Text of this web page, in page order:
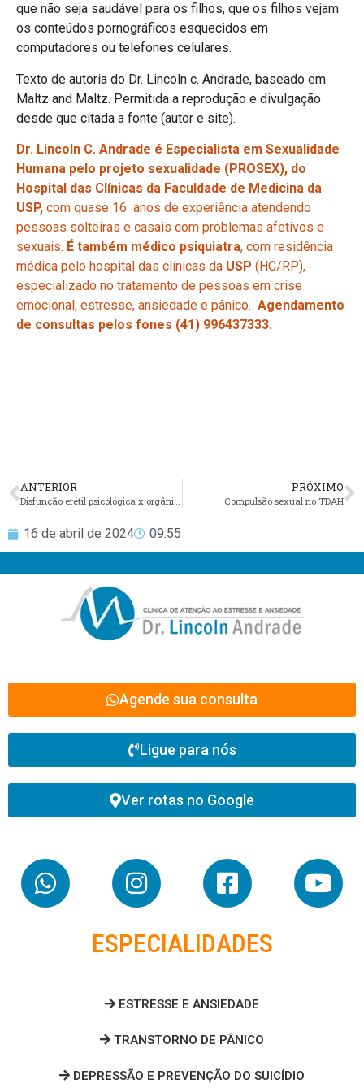
que não seja saudável para os filhos, que os filhos vejam
os conteúdos pornográficos esquecidos em
computadores ou telefones celulares.
Texto de autoria do Dr. Lincoln c. Andrade, baseado em
Maltz and Maltz. Permitida a reprodução e divulgação
desde que citada a fonte (autor e site).
Dr. Lincoln C. Andrade é Especialista em Sexualidade
Humana pelo projeto sexualidade (PROSEX), do
Hospital das Clínicas da Faculdade de Medicina da
USP, com quase 16 anos de experiência atendendo
pessoas solteiras e casais com problemas afetivos e
sexuais. É também médico psiquiatra, com residência
médica pelo hospital das clínicas da USP (HC/RP),
especializado no tratamento de pessoas em crise
emocional, estresse, ansiedade e pânico. Agendamento
de consultas pelos fones (41) 996437333.
ANTERIOR
Disfunção erétil psicológica x orgânica. Qual a diferença?
PRÓXIMO
Compulsão sexual no TDAH
16 de abril de 2024 09:55
Agende sua consulta
Ligue para nós
Ver rotas no Google
ESPECIALIDADES
ESTRESSE E ANSIEDADE
TRANSTORNO DE PÂNICO
DEPRESSÃO E PREVENÇÃO DO SUICÍDIO